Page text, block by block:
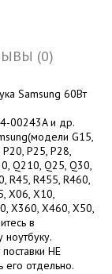
(0)
Samsung 60Вт
00243A и др.
G15,
P25, P28,
Q210, Q25, Q30,
R45, R455, R460,
X06, X10,
X360, X460, X50,
в
ноутбуку.
НЕ
его отдельно.